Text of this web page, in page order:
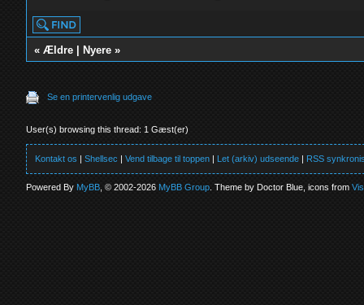
«Ældre Nyere »
Se en printervenlig udgave
User(s) browsing this thread: 1 Gæst(er)
Kontakt os |Shellsec |Vend tilbage til toppen | Let (arkiv) udseende | RSS
Powered ByMyBB , © 2002-2026MyBB Group . Theme by Doctor Blue, icons from